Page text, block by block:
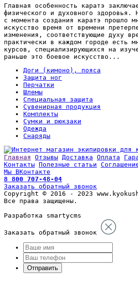
Главная особенность каратэ
физического и духовного здоровья.
с момента создания каратэ прошло
искусство время от времени
изменения, соответствующие духу
практически в каждом городе есть
курсов, специализирующихся на
раньше это боевое искусство...
Доги (кимоно), пояса
Защита ног
Перчатки
Шлемы
Специальная защита
Сувенирная продукция
Комплекты
Сумки и рюкзаки
Одежда
Снаряды
Главная Отзывы Доставка Оплата
Контакты Полезные статьи
Мы ВКонтакте
8 800 707-48-04
Заказать обратный звонок
Copyright © 2016 - 2023
Все права защищены.
Разработка smartycms
Заказать обратный звонок
Отправить